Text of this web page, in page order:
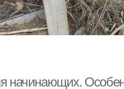
начинающих.